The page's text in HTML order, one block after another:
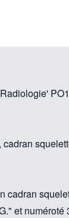
PO1
cadran
et